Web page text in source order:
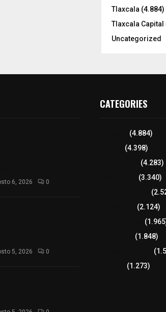
Tlaxcala (4.884)
Tlaxcala Capital
Uncategorized
6, 2026 0
5, 2026 0
CATEGORIES
(4.884)
(4.398)
(4.283)
(3.340)
(2.124)
(1.848)
(1.273)